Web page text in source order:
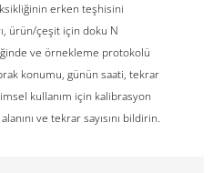
erken teşhisini
ürün/çeşit için doku N
ve örnekleme protokolü
konumu, günün saati, tekrar
kullanım için kalibrasyon
ve tekrar sayısını bildirin.